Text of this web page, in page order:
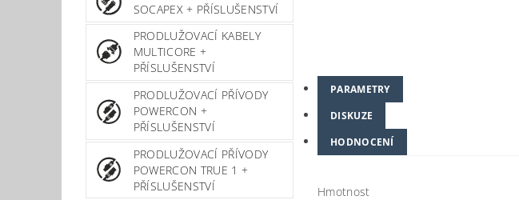
SOCAPEX + PŘÍSLUŠENSTVÍ
PRODLUŽOVACÍ KABELY
MULTICORE +
PŘÍSLUŠENSTVÍ
PRODLUŽOVACÍ PŘÍVODY
POWERCON +
PŘÍSLUŠENSTVÍ
PRODLUŽOVACÍ PŘÍVODY
POWERCON TRUE 1 +
PŘÍSLUŠENSTVÍ
PARAMETRY
DISKUZE
HODNOCENÍ
Hmotnost